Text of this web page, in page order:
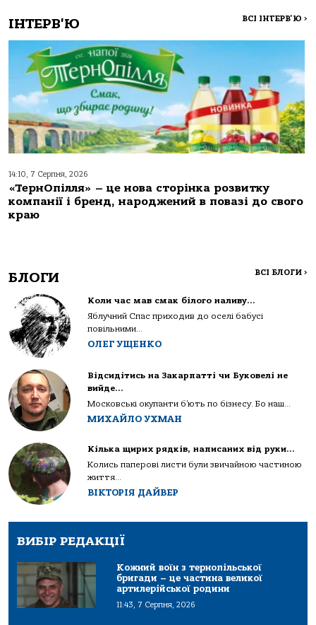
ІНТЕРВ'Ю ВСІ ІНТЕРВ'Ю >
14:10, 7 Серпня, 2026
«ТернОпілля» – це нова сторінка розвитку
компанії і бренд, народжений в повазі до свого
краю
БЛОГИ ВСІ БЛОГИ >
Коли час мав смак білого наливу…
Яблучний Спас приходив до оселі бабусі
повільними...
ОЛЕГ УЩЕНКО
Відсидітись на Закарпатті чи Буковелі не
вийде…
Московські окупанти б’ють по бізнесу. Бо наш...
МИХАЙЛО УХМАН
Кілька щирих рядків, написаних від руки…
Колись паперові листи були звичайною частиною
життя...
ВІКТОРІЯ ДАЙВЕР
ВИБІР РЕДАКЦІЇ
Кожний воїн з тернопільської
бригади – це частина великої
артилерійської родини
11:43, 7 Серпня, 2026